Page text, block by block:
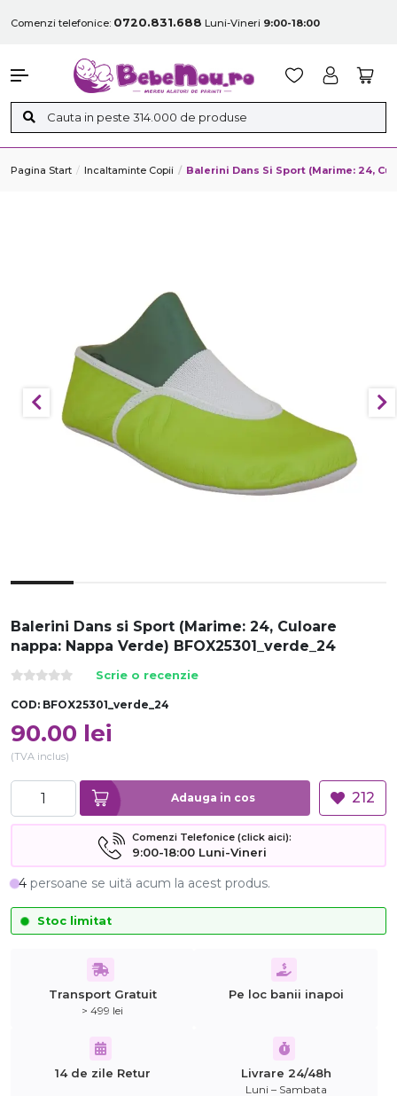
Comenzi telefonice: 0720.831.688 Luni-Vineri 9:00-18:00
Pagina Start Incaltaminte Copii Balerini Dans Si Sport (Marime: 24,
Balerini Dans si Sport (Marime: 24, Culoare
nappa: Nappa Verde) BFOX25301_verde_24
Scrie o recenzie
COD: BFOX25301_verde_24
90.00 lei
(TVA inclus)
Adauga in cos 212
Comenzi Telefonice (click aici):
9:00-18:00 Luni-Vineri
4 persoane se uită acum la acest produs.
Stoc limitat
Transport Gratuit
> 499 lei
Pe loc banii inapoi
14 de zile Retur Livrare 24/48h
Luni – Sambata